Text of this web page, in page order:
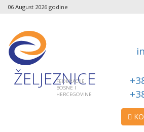
06 August 2026 godine
ŽELJEZNICE
FEDERACIJE
BOSNE I
HERCEGOVINE